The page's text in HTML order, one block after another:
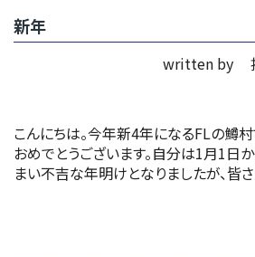
新年
written by
こんにちは。今年新4年になるFLの鱒
おめでとうございます。自分は1月1日
まい不吉な年明けとなりましたが、皆